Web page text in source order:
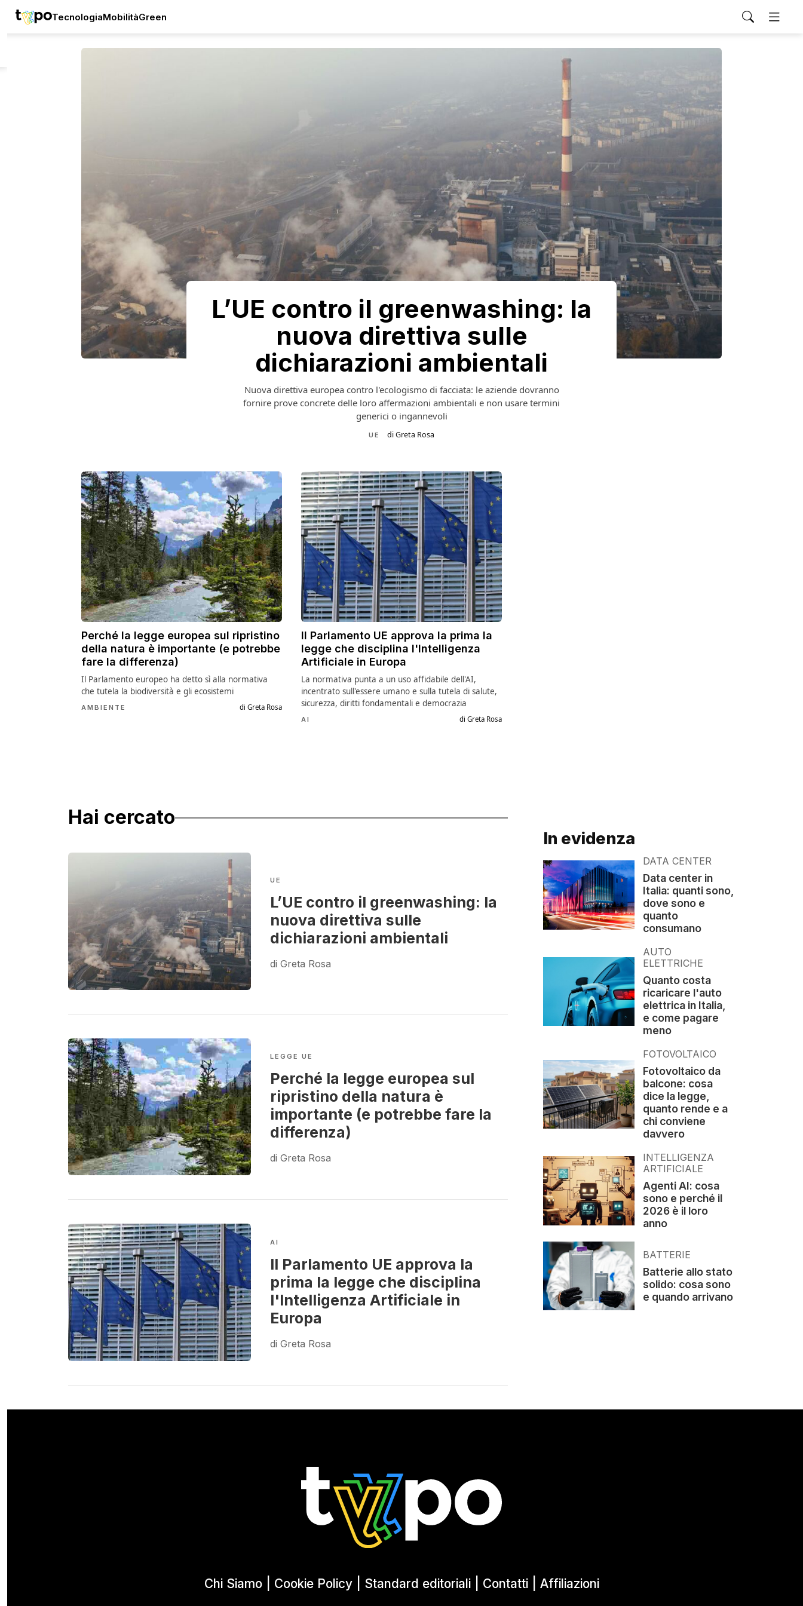
TecnologiaMobilitàGreen
L’UE contro il greenwashing: la
nuova direttiva sulle
dichiarazioni ambientali
Nuova direttiva europea contro l'ecologismo di facciata: le aziende dovranno
fornire prove concrete delle loro affermazioni ambientali e non usare termini
generici o ingannevoli
UE di Greta Rosa
Perché la legge europea sul ripristino
della natura è importante (e potrebbe
fare la differenza)
Il Parlamento europeo ha detto sì alla normativa
che tutela la biodiversità e gli ecosistemi
AMBIENTE di Greta Rosa
Il Parlamento UE approva la prima la
legge che disciplina l'Intelligenza
Artificiale in Europa
La normativa punta a un uso affidabile dell'AI,
incentrato sull'essere umano e sulla tutela di salute,
sicurezza, diritti fondamentali e democrazia
AI di Greta Rosa
Hai cercato
UE
L’UE contro il greenwashing: la
nuova direttiva sulle
dichiarazioni ambientali
di Greta Rosa
LEGGE UE
Perché la legge europea sul
ripristino della natura è
importante (e potrebbe fare la
differenza)
di Greta Rosa
AI
Il Parlamento UE approva la
prima la legge che disciplina
l'Intelligenza Artificiale in
Europa
di Greta Rosa
In evidenza
DATA CENTER
Data center in
Italia: quanti sono,
dove sono e
quanto
consumano
AUTO
ELETTRICHE
Quanto costa
ricaricare l'auto
elettrica in Italia,
e come pagare
meno
FOTOVOLTAICO
Fotovoltaico da
balcone: cosa
dice la legge,
quanto rende e a
chi conviene
davvero
INTELLIGENZA
ARTIFICIALE
Agenti AI: cosa
sono e perché il
2026 è il loro
anno
BATTERIE
Batterie allo stato
solido: cosa sono
e quando arrivano
Chi Siamo| Cookie Policy| Standard editoriali| Contatti| Affiliazioni